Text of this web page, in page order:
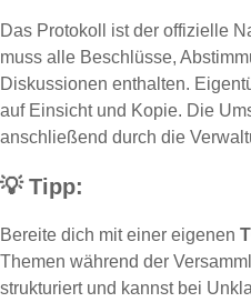
Das Protokoll ist der offizielle
muss alle Beschlüsse,
Diskussionen enthalten.
auf Einsicht und Kopie. Die
anschließend durch die
💡Tipp:
Bereite dich mit einer eigenen
Themen während der
strukturiert und kannst bei